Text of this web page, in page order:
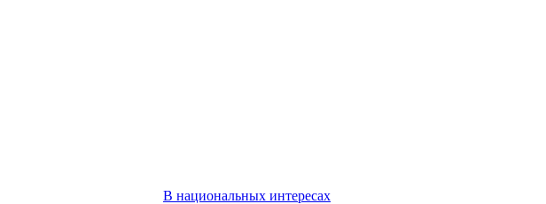
В национальных интересах